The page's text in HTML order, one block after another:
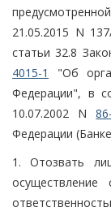
21.05.2015 N
статьи 32.8
4015-1
"Об
Федерации", в
10.07.2002 N
Федерации
1. Отозвать
осуществление